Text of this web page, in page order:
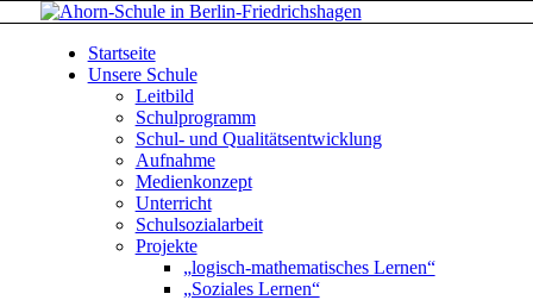
Startseite
Unsere Schule
Leitbild
Schulprogramm
Schul- und Qualitätsentwicklung
Aufnahme
Medienkonzept
Unterricht
Schulsozialarbeit
Projekte
„logisch-mathematisches Lernen“
„Soziales Lernen“